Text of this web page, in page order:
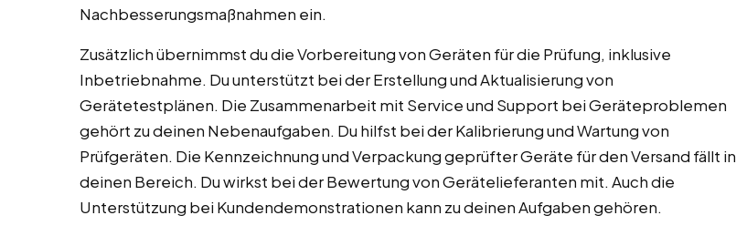
Nachbesserungsmaßnahmen ein.
Zusätzlich übernimmst du die Vorbereitung von Geräten für die Prüfung, inklusive
Inbetriebnahme. Du unterstützt bei der Erstellung und Aktualisierung von
Gerätetestplänen. Die Zusammenarbeit mit Service und Support bei Geräteproblemen
gehört zu deinen Nebenaufgaben. Du hilfst bei der Kalibrierung und Wartung von
Prüfgeräten. Die Kennzeichnung und Verpackung geprüfter Geräte für den Versand fällt in
deinen Bereich. Du wirkst bei der Bewertung von Gerätelieferanten mit. Auch die
Unterstützung bei Kundendemonstrationen kann zu deinen Aufgaben gehören.